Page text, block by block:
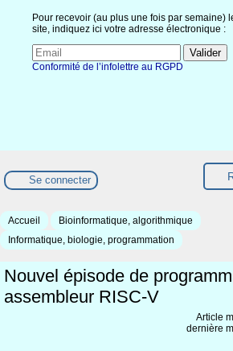
Pour recevoir (au plus une fois par semaine)
site, indiquez ici votre adresse électronique :
Conformité de l’infolettre au RGPD
Se connecter
Accueil
Bioinformatique, algorithmique
Informatique, biologie, programmation
Nouvel épisode de
assembleur RISC-V
Article
dernière